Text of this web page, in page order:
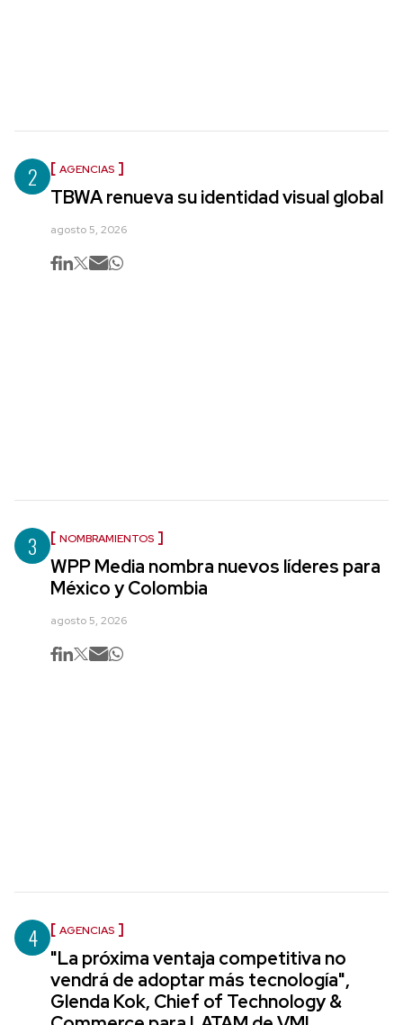
2 AGENCIAS
TBWA renueva su identidad visual global
agosto 5, 2026
3 NOMBRAMIENTOS
WPP Media nombra nuevos líderes para
México y Colombia
agosto 5, 2026
4 AGENCIAS
"La próxima ventaja competitiva no
vendrá de adoptar más tecnología",
Glenda Kok, Chief of Technology &